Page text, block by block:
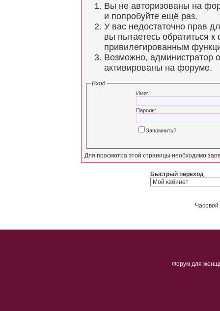
Вы не авторизованы на
и попробуйте ещё раз.
У вас недостаточно прав
вы пытаетесь обратиться
привилегированным
Возможно, администратор
активированы на форуме.
Вход
Имя:
Пароль:
Запомнить?
Для просмотра этой страницы необходимо
Быстрый переход
Форум для